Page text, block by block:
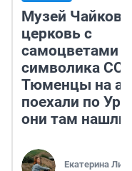
Музей
церковь с
самоцветами
символика
Тюменцы на
поехали по
они там нашли
Екатерина